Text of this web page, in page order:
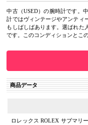
中古（USED）の腕時計です。
計ではヴィンテージやアンティ
もしばしばあります。選ばれた
です。このコンディションとこ
商品データ
ロレックス ROLEX サブマリ